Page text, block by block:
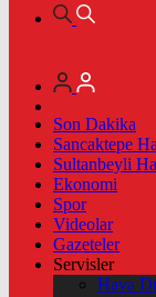
Son Dakika
Sancaktepe
Sultanbeyli
Ekonomi
Spor
Videolar
Gazeteler
Servisler
Hava